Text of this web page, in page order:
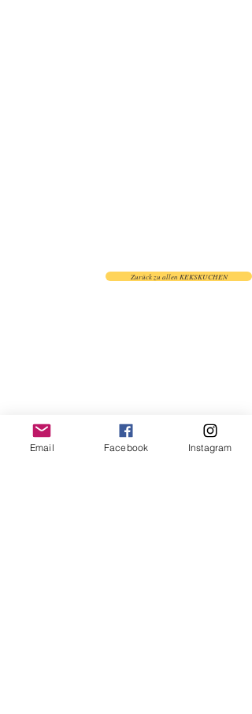
Zurück zu allen KEKSKUCHEN
Email Facebook Instagram